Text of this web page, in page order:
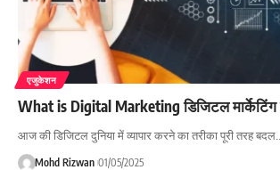
एजुकेशन
What is Digital Marketing डिजिटल मार्केटिंग
आज की डिजिटल दुनिया में व्यापार करने का तरीका पूरी तरह बदल…
Mohd Rizwan 01/05/2025